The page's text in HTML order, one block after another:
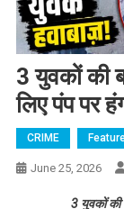
3 युवकों की
लिए पंप पर
CRIME
June 25, 2026
3 युवकों की